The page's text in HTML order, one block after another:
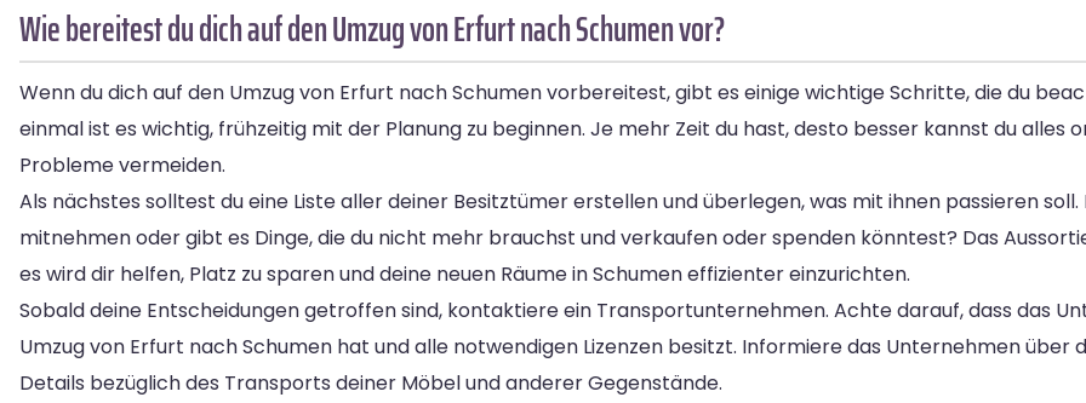
Wie bereitest du dich auf den Umzug von Erfurt nach Schumen vor?
Wenn du dich auf den Umzug von Erfurt nach Schumen vorbereitest, gibt es einige wichtige Schritte, die du
einmal ist es wichtig, frühzeitig mit der Planung zu beginnen. Je mehr Zeit du hast, desto besser kannst du alles
Probleme vermeiden.
Als nächstes solltest du eine Liste aller deiner Besitztümer erstellen und überlegen, was mit ihnen passieren
mitnehmen oder gibt es Dinge, die du nicht mehr brauchst und verkaufen oder spenden könntest? Das
es wird dir helfen, Platz zu sparen und deine neuen Räume in Schumen effizienter einzurichten.
Sobald deine Entscheidungen getroffen sind, kontaktiere ein Transportunternehmen. Achte darauf, dass das
Umzug von Erfurt nach Schumen hat und alle notwendigen Lizenzen besitzt. Informiere das Unternehmen über
Details bezüglich des Transports deiner Möbel und anderer Gegenstände.